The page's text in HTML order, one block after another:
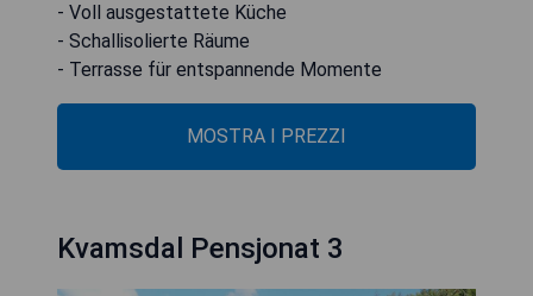
- Voll ausgestattete Küche
- Schallisolierte Räume
- Terrasse für entspannende Momente
MOSTRA I PREZZI
Kvamsdal Pensjonat 3